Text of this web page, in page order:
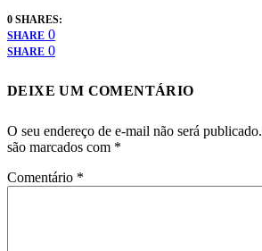
0 SHARES:
SHARE 0
SHARE 0
DEIXE UM COMENTÁRIO
O seu endereço de e-mail não será publicado.
são marcados com *
Comentário *